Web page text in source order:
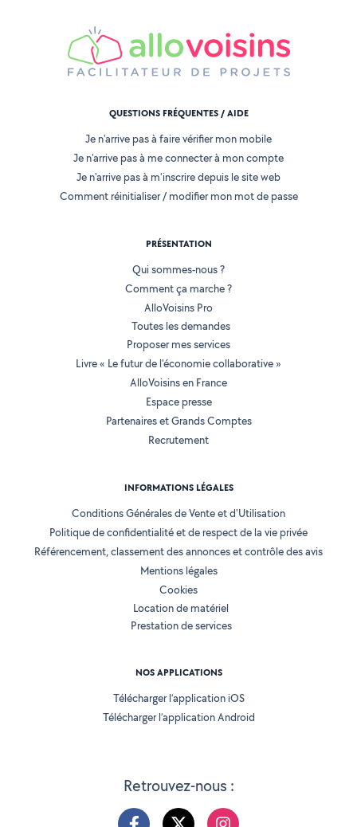
Retrouvez-nous :
QUESTIONS FRÉQUENTES / AIDE
Je n'arrive pas à faire vérifier mon mobile
Je n'arrive pas à me connecter à mon compte
Je n'arrive pas à m'inscrire depuis le site web
Comment réinitialiser / modifier mon mot de passe
PRÉSENTATION
Qui sommes-nous ?
Comment ça marche ?
AlloVoisins Pro
Toutes les demandes
Proposer mes services
Livre « Le futur de l'économie collaborative »
AlloVoisins en France
Espace presse
Partenaires et Grands Comptes
Recrutement
INFORMATIONS LÉGALES
Conditions Générales de Vente et d'Utilisation
Politique de confidentialité et de respect de la vie privée
Référencement, classement des annonces et contrôle des avis
Mentions légales
Cookies
Location de matériel
Prestation de services
NOS APPLICATIONS
Télécharger l’application iOS
Télécharger l’application Android